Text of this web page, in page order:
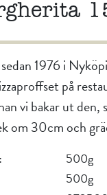
1976 i
på
vi bakar ut den,
om 30cm och
500g
500g